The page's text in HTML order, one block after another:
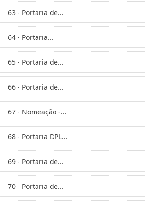
63 - Portaria de...
64 - Portaria...
65 - Portaria de...
66 - Portaria de...
67 - Nomeação -...
68 - Portaria DPL...
69 - Portaria de...
70 - Portaria de...